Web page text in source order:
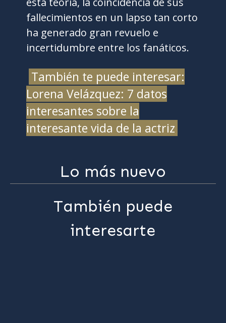
fallecimientos en un lapso tan corto
ha generado gran revuelo e
incertidumbre entre los fanáticos.
También te puede interesar:
Lorena Velázquez: 7 datos
interesantes sobre la
interesante vida de la actriz
Lo más nuevo
También puede
interesarte